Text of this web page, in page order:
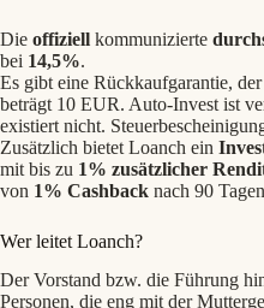
Die offiziell kommunizierte
bei 14,5%.
Es gibt eine Rückkaufgarantie,
beträgt 10 EUR. Auto-Invest ist
existiert nicht.
Zusätzlich bietet Loanch ein
mit bis zu 1% zusätzlicher
von 1% Cashback nach 90
Wer leitet Loanch?
Der Vorstand bzw. die Führung
Personen, die eng mit der